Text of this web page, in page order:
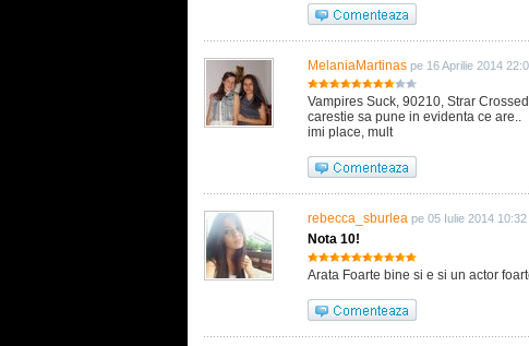
MelaniaMartinas pe 16 Aprilie 2014
Vampires Suck, 90210, Strar
carestie sa pune in evidenta ce are..
imi place, mult
rebecca_sburlea pe 05 Iulie 2014 10:32
Nota 10!
Arata Foarte bine si e si un actor